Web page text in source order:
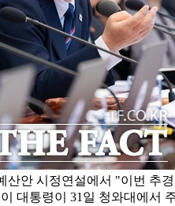
산안 시정연설에서 "이번 추
대통령이 31일 청와대에서